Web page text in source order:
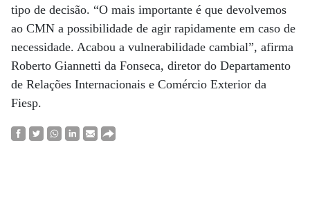
tipo de decisão. “O mais importante é que devolvemos
ao CMN a possibilidade de agir rapidamente em caso de
necessidade. Acabou a vulnerabilidade cambial”, afirma
Roberto Giannetti da Fonseca, diretor do Departamento
de Relações Internacionais e Comércio Exterior da
Fiesp.